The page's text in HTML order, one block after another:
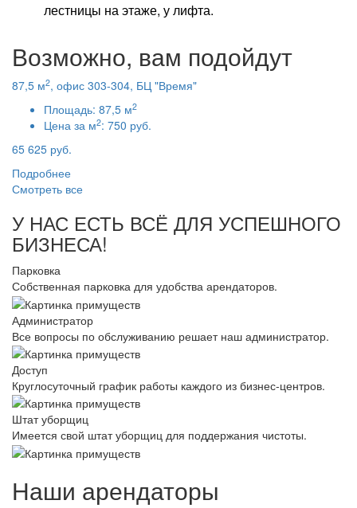
лестницы на этаже, у лифта.
Возможно, вам подойдут
87,5 м2, офис 303-304, БЦ "Время"
Площадь: 87,5 м2
Цена за м2: 750 руб.
65 625 руб.
Подробнее
Смотреть все
У НАС ЕСТЬ ВСЁ ДЛЯ УСПЕШНОГО
БИЗНЕСА!
Парковка
Собственная парковка для удобства арендаторов.
Администратор
Все вопросы по обслуживанию решает наш администратор.
Доступ
Круглосуточный график работы каждого из бизнес-центров.
Штат уборщиц
Имеется свой штат уборщиц для поддержания чистоты.
Наши арендаторы